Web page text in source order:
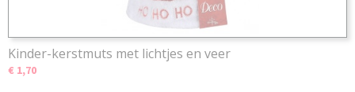
Kinder-kerstmuts met lichtjes en veer
€ 1,70